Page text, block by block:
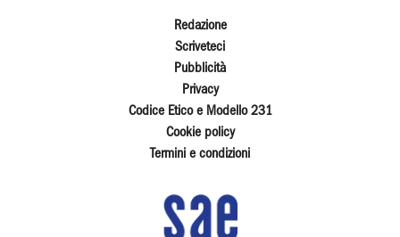
Redazione
Scriveteci
Pubblicità
Privacy
Codice Etico e Modello 231
Cookie policy
Termini e condizioni